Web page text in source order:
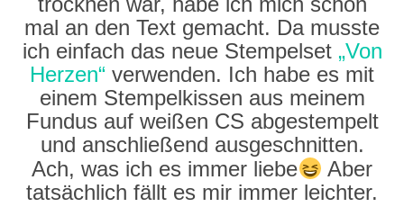
mal an den Text gemacht. Da musste
ich einfach das neue Stempelset „Von
Herzen“ verwenden. Ich habe es mit
einem Stempelkissen aus meinem
Fundus auf weißen CS abgestempelt
und anschließend ausgeschnitten.
Ach, was ich es immer liebe
Aber
tatsächlich fällt es mir immer leichter.